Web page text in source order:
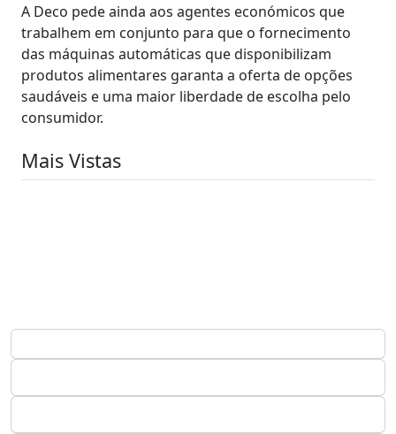
A Deco pede ainda aos agentes económicos que
trabalhem em conjunto para que o fornecimento
das máquinas automáticas que disponibilizam
produtos alimentares garanta a oferta de opções
saudáveis e uma maior liberdade de escolha pelo
consumidor.
Mais Vistas